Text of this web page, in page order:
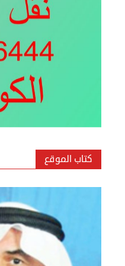
نقل عفش المنطقه العاشره 50636444 فك وتركيب ...
كتاب الموقع